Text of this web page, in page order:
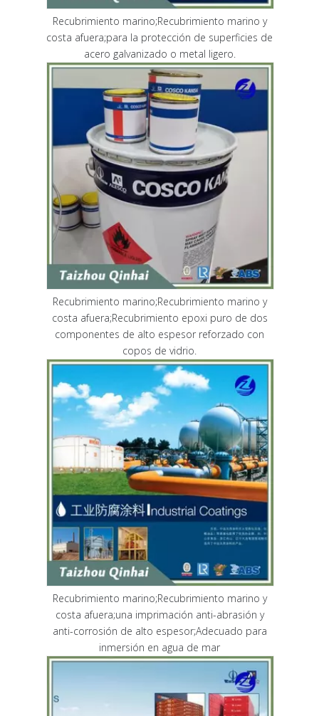
Recubrimiento marino;Recubrimiento marino y
costa afuera;para la protección de superficies de
acero galvanizado o metal ligero.
Recubrimiento marino;Recubrimiento marino y
costa afuera;Recubrimiento epoxi puro de dos
componentes de alto espesor reforzado con
copos de vidrio.
Recubrimiento marino;Recubrimiento marino y
costa afuera;una imprimación anti-abrasión y
anti-corrosión de alto espesor;Adecuado para
inmersión en agua de mar